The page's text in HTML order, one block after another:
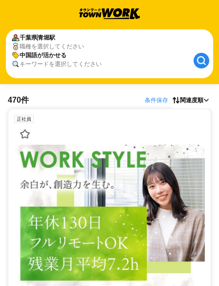
千葉県青堀駅
職種を選択してください
中国語が活かせる
キーワードを選択してください
470件 条件保存 関連度順
正社員